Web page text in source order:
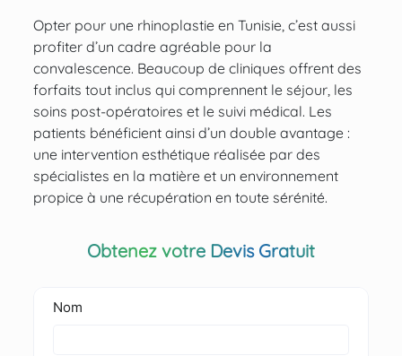
Opter pour une rhinoplastie en Tunisie, c’est aussi
profiter d’un cadre agréable pour la
convalescence. Beaucoup de cliniques offrent des
forfaits tout inclus qui comprennent le séjour, les
soins post-opératoires et le suivi médical. Les
patients bénéficient ainsi d’un double avantage :
une intervention esthétique réalisée par des
spécialistes en la matière et un environnement
propice à une récupération en toute sérénité.
Obtenez votre Devis Gratuit